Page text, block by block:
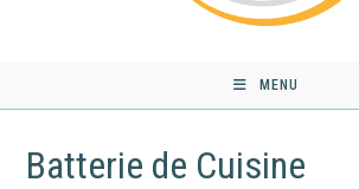
MENU
Batterie de Cuisine